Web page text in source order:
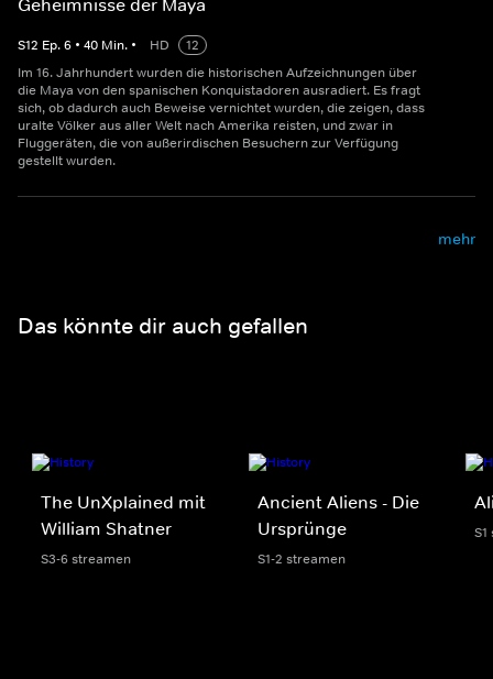
Geheimnisse der Maya
S12 Ep.6 • 40 Min. • HD
12
Im 16. Jahrhundert wurden die historischen Aufzeichnungen über
die Maya von den spanischen Konquistadoren ausradiert. Es fragt
sich, ob dadurch auch Beweise vernichtet wurden, die zeigen, dass
uralte Völker aus aller Welt nach Amerika reisten, und zwar in
Fluggeräten, die von außerirdischen Besuchern zur Verfügung
gestellt wurden.
mehr
Das könnte dir auch gefallen
The UnXplained mit
William Shatner
S3-6 streamen
Ancient Aliens - Die
Ursprünge
S1-2 streamen